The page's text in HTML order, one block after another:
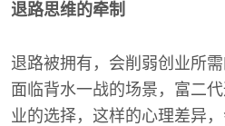
退路思维的牵制
退路被拥有，会削弱创业所
面临背水一战的场景，富二
业的选择，这样的心理差异